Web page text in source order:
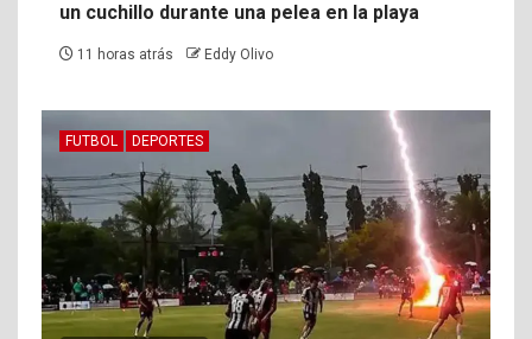
un cuchillo durante una pelea en la playa
11 horas atrás Eddy Olivo
FUTBOL DEPORTES